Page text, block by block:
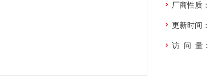
厂商性质：
更新时间：
访 问 量：